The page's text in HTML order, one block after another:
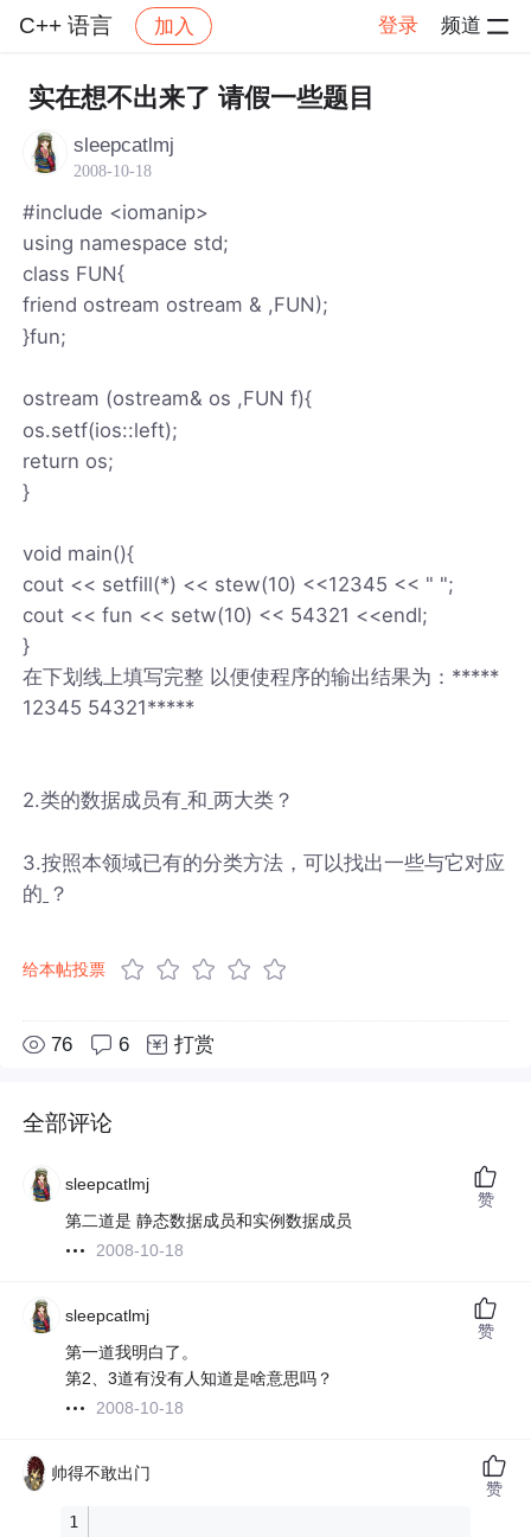
C++ 语言 加入 登录 频道
社区 C++ 语言 帖子详情
实在想不出来了 请假一些题目
sleepcatlmj
2008-10-18
#include <iomanip>
using namespace std;
class FUN{
friend ostream ostream & ,FUN);
}fun;
ostream (ostream& os ,FUN f){
os.setf(ios::left);
return os;
}
void main(){
cout << setfill(*) << stew(10) <<12345 << " ";
cout << fun << setw(10) << 54321 <<endl;
}
在下划线上填写完整 以便使程序的输出结果为：*****
12345 54321*****
2.类的数据成员有 和 两大类？
3.按照本领域已有的分类方法，可以找出一些与它对应
的 ？
给本帖投票
76 6 打赏
全部评论
sleepcatlmj
第二道是 静态数据成员和实例数据成员
2008-10-18
赞
sleepcatlmj
第一道我明白了。
第2、3道有没有人知道是啥意思吗？
2008-10-18
赞
帅得不敢出门
赞